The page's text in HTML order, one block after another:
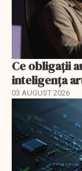
Ce obligații
inteligența
03 AUGUST 2026